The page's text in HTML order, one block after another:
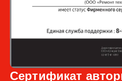
Сертификат